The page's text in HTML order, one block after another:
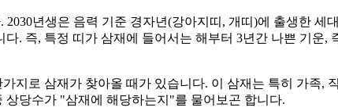
년생은 음력 기준 경자년(강아지띠, 개띠)에 출생한
. 즉, 특정 띠가 삼재에 들어서는 해부터 3년간 나쁜 기운,
지로 삼재가 찾아올 때가 있습니다. 이 삼재는 특히 가족,
당수가 "삼재에 해당하는지"를 물어보곤 합니다.